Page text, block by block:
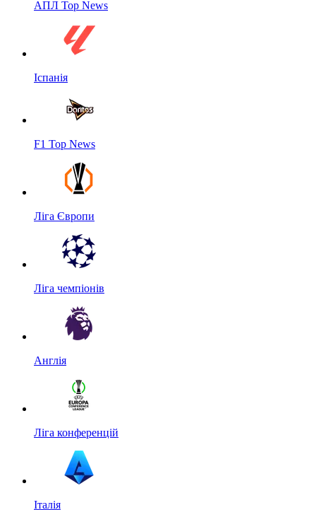
АПЛ Top News
Іспанія
F1 Top News
Ліга Європи
Ліга чемпіонів
Англія
Ліга конференцій
Італія